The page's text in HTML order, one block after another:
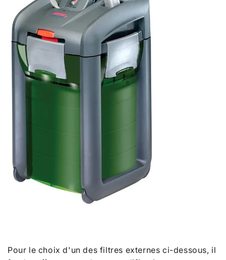
Pour le choix d'un des filtres externes ci-dessous, il